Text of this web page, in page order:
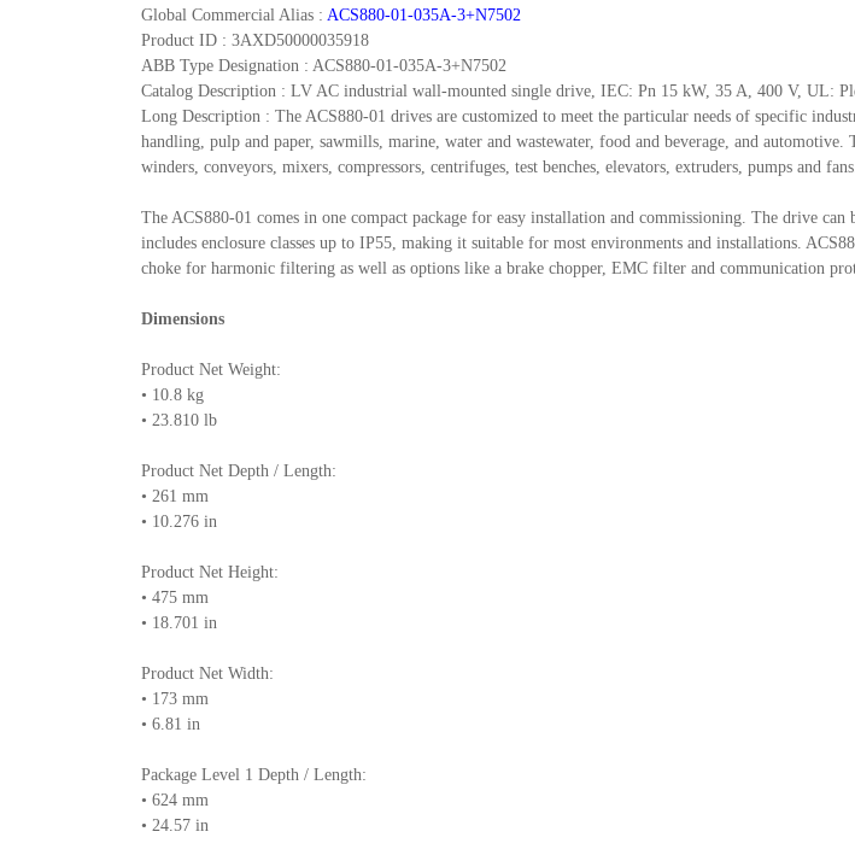
Global Commercial Alias : ACS880-01-035A-3+N7502
Product ID : 3AXD50000035918
ABB Type Designation : ACS880-01-035A-3+N7502
Catalog Description : LV AC industrial wall-mounted single drive, IEC: Pn 15 kW, 35 A, 400 V, UL:
Long Description : The ACS880-01 drives are customized to meet the particular needs of specific
handling, pulp and paper, sawmills, marine, water and wastewater, food and beverage, and
winders, conveyors, mixers, compressors, centrifuges, test benches, elevators, extruders, pumps and fans.
The ACS880-01 comes in one compact package for easy installation and commissioning. The drive
includes enclosure classes up to IP55, making it suitable for most environments and installations.
choke for harmonic filtering as well as options like a brake chopper, EMC filter and communication
Dimensions
Product Net Weight:
• 10.8 kg
• 23.810 lb
Product Net Depth / Length:
• 261 mm
• 10.276 in
Product Net Height:
• 475 mm
• 18.701 in
Product Net Width:
• 173 mm
• 6.81 in
Package Level 1 Depth / Length:
• 624 mm
• 24.57 in